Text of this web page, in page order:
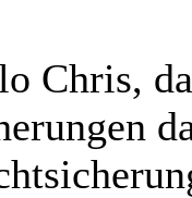
Chris,